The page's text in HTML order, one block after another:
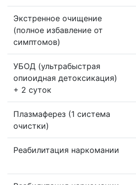
Экстренное очищение
(полное избавление от
симптомов)
УБОД (ультрабыстрая
опиоидная детоксикация)
+ 2 суток
Плазмаферез (1 система
очистки)
Реабилитация наркомании